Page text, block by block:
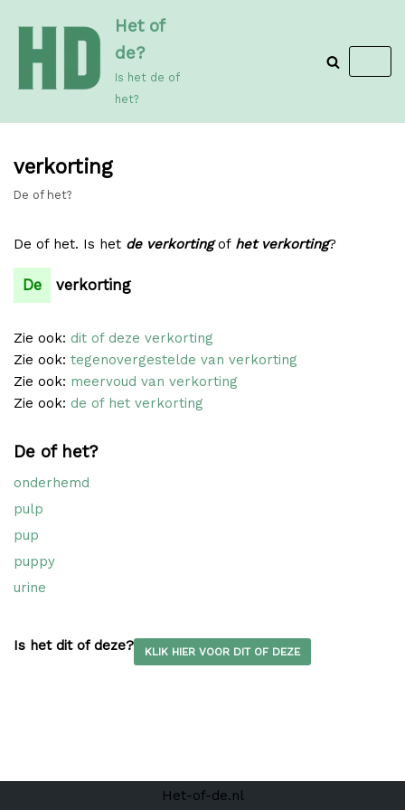
de
inhoud
Het of
de?
Is het de of
het?
verkorting
De of het?
De of het. Is het de verkortingof het verkorting?
De verkorting
Zie ook: dit of deze verkorting
Zie ook: tegenovergestelde van verkorting
Zie ook: meervoud van verkorting
Zie ook: de of het verkorting
De of het?
onderhemd
pulp
pup
puppy
urine
Is het dit of deze? KLIK HIER VOOR DIT OF DEZE
Het-of-de.nl